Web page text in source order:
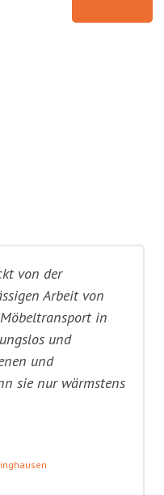
von der
Arbeit von
in
und
und
sie nur wärmstens